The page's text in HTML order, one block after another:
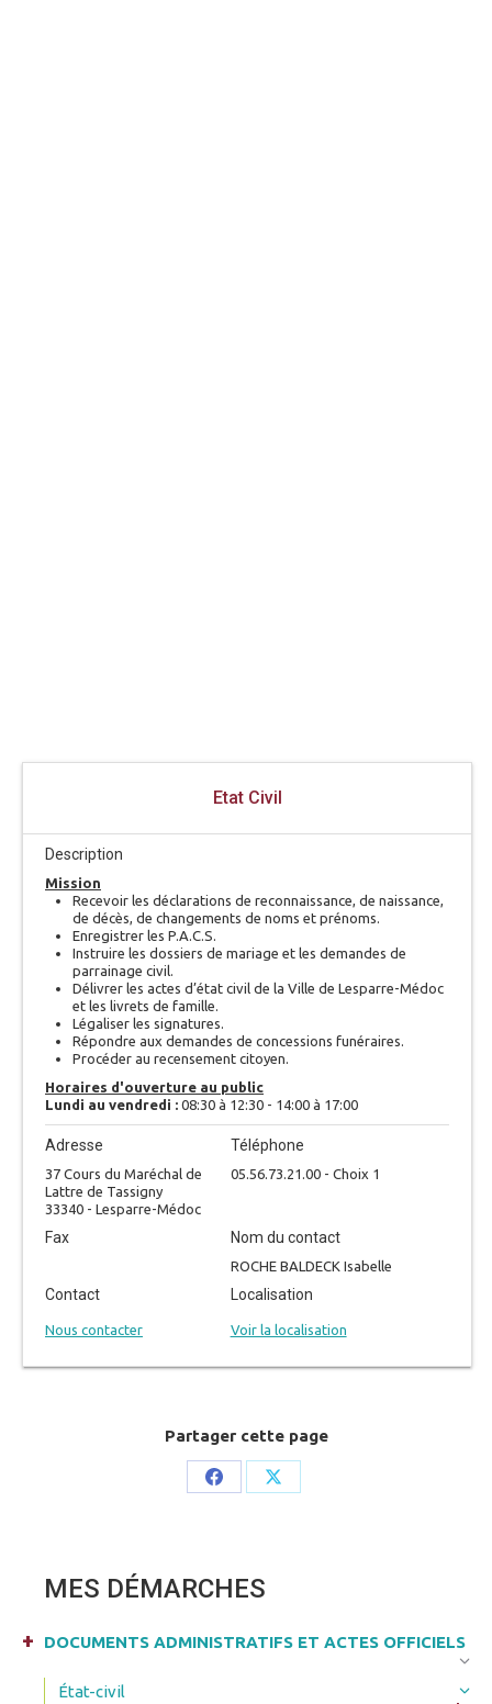
Etat Civil
Description
Mission
Recevoir les déclarations de reconnaissance, de naissance,
de décès, de changements de noms et prénoms.
Enregistrer les P.A.C.S.
Instruire les dossiers de mariage et les demandes de
parrainage civil.
Délivrer les actes d’état civil de la Ville de Lesparre-Médoc
et les livrets de famille.
Légaliser les signatures.
Répondre aux demandes de concessions funéraires.
Procéder au recensement citoyen.
Horaires d'ouverture au public
Lundi au vendredi : 08:30 à 12:30 - 14:00 à 17:00
Adresse
37 Cours du Maréchal de
Lattre de Tassigny
33340 - Lesparre-Médoc
Téléphone
05.56.73.21.00 - Choix 1
Fax Nom du contact
ROCHE BALDECK Isabelle
Contact
Nous contacter
Localisation
Voir la localisation
Partager cette page
Share
Share
MES DÉMARCHES
DOCUMENTS ADMINISTRATIFS ET ACTES OFFICIELS
État-civil